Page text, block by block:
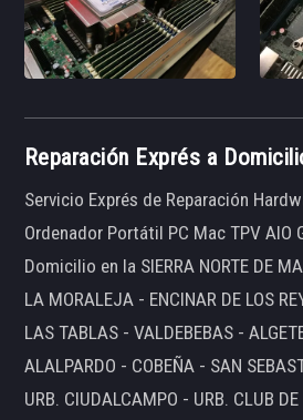
Reparación Exprés a
Servicio Exprés de Reparación
Ordenador Portátil PC Mac TPV AIO
Domicilio en la SIERRA NORTE DE
LA MORALEJA - ENCINAR DE LOS
LAS TABLAS - VALDEBEBAS -
ALALPARDO - COBEÑA - SAN
URB. CIUDALCAMPO - URB. CLUB